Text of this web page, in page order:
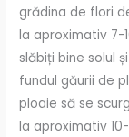
grădina de flori
la aproximativ 7-
slăbiți bine solul
fundul găurii de
ploaie să se
la aproximativ